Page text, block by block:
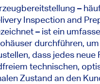
–
Inspection and
– ist ein
durchführen, um
dass jedes neue
technischen,
Zustand an den